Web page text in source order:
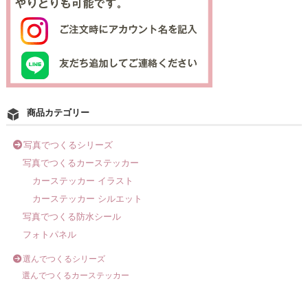
商品カテゴリー
写真でつくるシリーズ
写真でつくるカーステッカー
カーステッカー イラスト
カーステッカー シルエット
写真でつくる防水シール
フォトパネル
選んでつくるシリーズ
選んでつくるカーステッカー